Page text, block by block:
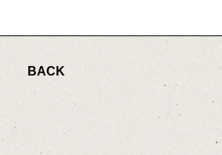
BACK